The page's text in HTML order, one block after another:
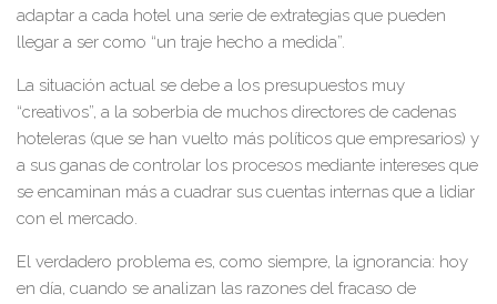
adaptar a cada hotel una serie de extrategias que pueden
llegar a ser como “un traje hecho a medida”.
La situación actual se debe a los presupuestos muy
“creativos”, a la soberbia de muchos directores de cadenas
hoteleras (que se han vuelto más políticos que empresarios) y
a sus ganas de controlar los procesos mediante intereses que
se encaminan más a cuadrar sus cuentas internas que a lidiar
con el mercado.
El verdadero problema es, como siempre, la ignorancia: hoy
en día, cuando se analizan las razones del fracaso de